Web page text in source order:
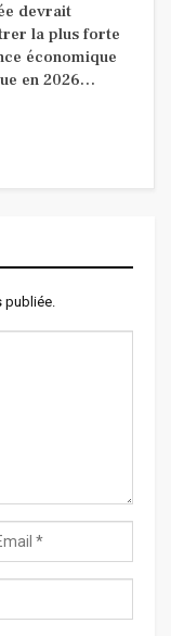
devrait
la plus forte
économique
en 2026…
publiée.